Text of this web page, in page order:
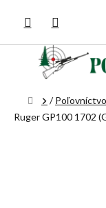
obsah
Domov
/ Poľovníctvo
Ruger GP100 1702